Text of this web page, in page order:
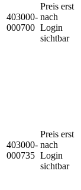
403000-
000700
Preis erst
nach
Login
sichtbar
403000-
000735
Preis erst
nach
Login
sichtbar